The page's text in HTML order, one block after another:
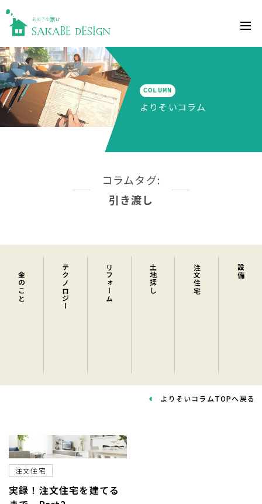
COLUMN
よりそいコラム
コラムタグ:
引き渡し
お金のこと テクノロジー リフォーム 土地探し 注文住宅 設備
よりそいコラムTOPへ戻る
注文住宅
実録！注文住宅を建てる